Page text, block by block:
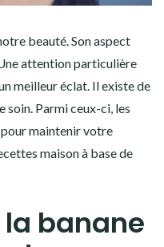
beauté. Son aspect
attention particulière
meilleur éclat. Il existe de
soin. Parmi ceux-ci, les
maintenir votre
maison à base de
la banane